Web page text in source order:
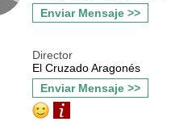
Enviar Mensaje >>
Director
El Cruzado Aragonés
Enviar Mensaje >>